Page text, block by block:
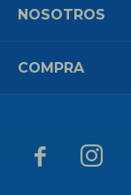
 
NOSOTROS
COMPRA